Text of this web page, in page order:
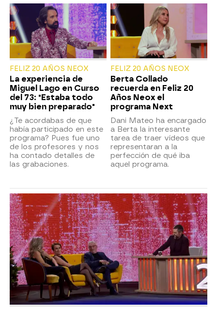
FELIZ 20 AÑOS NEOX
La experiencia de
Miguel Lago en Curso
del 73: "Estaba todo
muy bien preparado"
¿Te acordabas de que
había participado en este
programa? Pues fue uno
de los profesores y nos
ha contado detalles de
las grabaciones.
FELIZ 20 AÑOS NEOX
Berta Collado
recuerda en Feliz 20
Años Neox el
programa Next
Dani Mateo ha encargado
a Berta la interesante
tarea de traer vídeos que
representaran a la
perfección de qué iba
aquel programa.